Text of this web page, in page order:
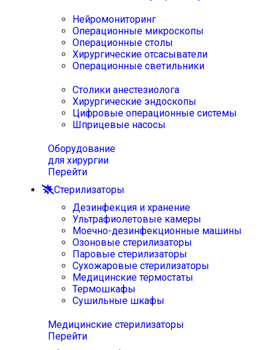
Нейромониторинг
Операционные микроскопы
Операционные столы
Хирургические отсасыватели
Операционные светильники
Столики анестезиолога
Хирургические эндоскопы
Цифровые операционные системы
Шприцевые насосы
Оборудование
для хирургии
Перейти
Стерилизаторы
Дезинфекция и хранение
Ультрафиолетовые камеры
Моечно-дезинфекционные машины
Озоновые стерилизаторы
Паровые стерилизаторы
Сухожаровые стерилизаторы
Медицинские термостаты
Термошкафы
Сушильные шкафы
Медицинские стерилизаторы
Перейти